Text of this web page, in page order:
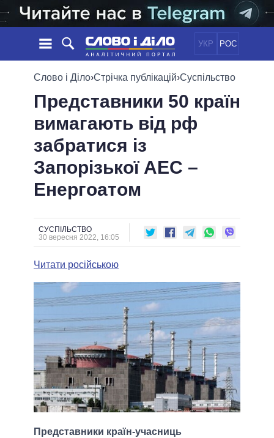
УКР РОС
НОВИНИ
СТРІЧКА
ПОДІЇ
СТАТТІ
ДУМКИ
ОГЛЯДИ
ДАЙДЖЕСТИ
ПОЛІТИКА
ЕКОНОМІКА
ОБIЦЯНКИ
ПОЛIТИКИ
УСІ ПОЛІТИКИ
ПРЕЗИДЕНТ І ОФІС
ВЕРХОВНА РАДА
ГОЛОВИ ОБЛАДМІНІСТРАЦІЙ
МЕРИ МІСТ
ВСІ ПЕРСОНИ
ВІДЕО
ПОРІВНЯННЯ ПОЛІТИКІВ
Слово і Діло›Стрічка публікацій›Суспільство
Представники 50 країн
вимагають від рф
забратися із
Запорізької АЕС –
Енергоатом
СУСПІЛЬСТВО
30 вересня 2022, 16:05
Читати російською
Представники країн-учасниць